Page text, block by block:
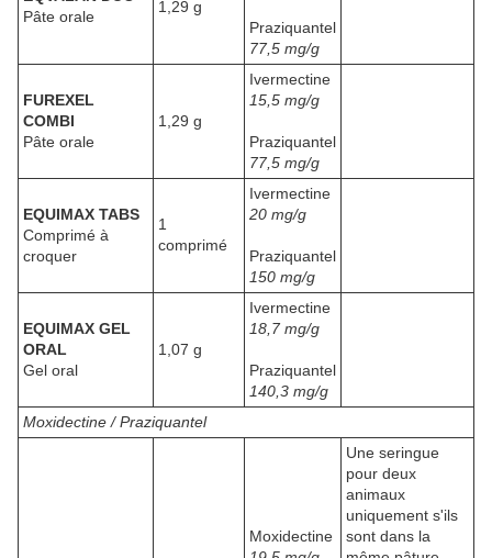
Pâte orale
1,29 g
Praziquantel
77,5 mg/g
FUREXEL
COMBI
Pâte orale
1,29 g
Ivermectine
15,5 mg/g
Praziquantel
77,5 mg/g
EQUIMAX TABS
Comprimé à
croquer
1
comprimé
Ivermectine
20 mg/g
Praziquantel
150 mg/g
EQUIMAX GEL
ORAL
Gel oral
1,07 g
Ivermectine
18,7 mg/g
Praziquantel
140,3 mg/g
Moxidectine / Praziquantel
Moxidectine
Une seringue
pour deux
animaux
uniquement s'ils
sont dans la